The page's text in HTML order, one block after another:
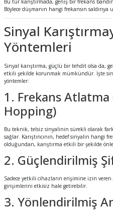
Bu tür karıştırmada, geniş bir frekans
Böylece düşmanın hangi frekansın saldırıya
Sinyal
Yöntemleri
Sinyal karıştırma, güçlü bir tehdit olsa da,
etkili şekilde korunmak mümkündür. İşte
yöntemler:
1. Frekans
Hopping)
Bu teknik, telsiz sinyalinin sürekli olarak
sağlar. Karıştırıcının, hedef sinyalin hangi
olduğundan, karıştırma etkili bir şekilde
2. Güçlendirilmiş
Sadece yetkili cihazların erişimine izin
girişimlerini etkisiz hale getirebilir.
3. Yönlendirilmiş